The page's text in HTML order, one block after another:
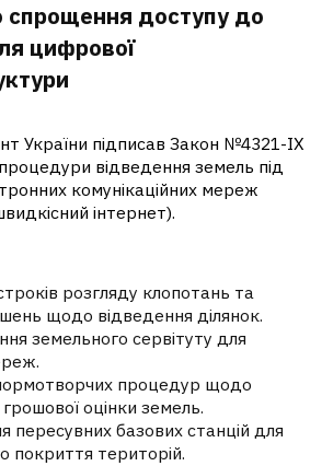
спрощення доступу до
цифрової
України підписав Закон №4321-IX
відведення земель під
комунікаційних мереж
інтернет).
розгляду клопотань та
щодо відведення ділянок.
земельного сервітуту для
процедур щодо
оцінки земель.
пересувних базових станцій для
покриття територій.